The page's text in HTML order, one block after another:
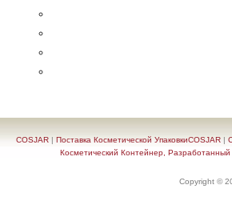
COSJAR | Поставка Косметической УпаковкиCOSJAR |
Косметический Контейнер,
Copyright ©